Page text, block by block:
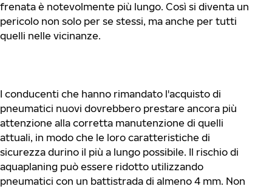
frenata è notevolmente più lungo. Così si diventa un
pericolo non solo per se stessi, ma anche per tutti
quelli nelle vicinanze.
I conducenti che hanno rimandato l'acquisto di
pneumatici nuovi dovrebbero prestare ancora più
attenzione alla corretta manutenzione di quelli
attuali, in modo che le loro caratteristiche di
sicurezza durino il più a lungo possibile. Il rischio di
aquaplaning può essere ridotto utilizzando
pneumatici con un battistrada di almeno 4 mm. Non